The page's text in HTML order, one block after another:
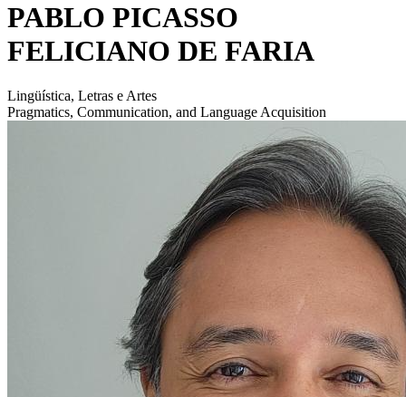
PABLO PICASSO
FELICIANO DE FARIA
Lingüística, Letras e Artes
Pragmatics, Communication, and Language Acquisition